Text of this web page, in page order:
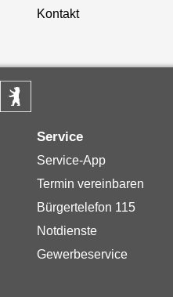
Kontakt
Service
Service-App
Termin vereinbaren
Bürgertelefon 115
Notdienste
Gewerbeservice